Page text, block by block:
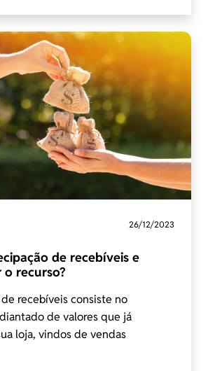
26/12/2023
de recebíveis e
recurso?
recebíveis consiste no
de valores que já
loja, vindos de vendas